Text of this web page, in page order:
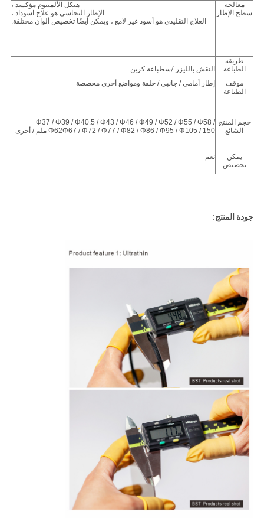
معالجة
سطح الإطار
هيكل الألمنيوم مؤكسد ،
الإطار النحاسي هو علاج اسوداد ،
العلاج التقليدي هو أسود غير لامع ، ويمكن أيضًا تخصيص ألوان مختلفة.
طريقة
الطباعة
النقش بالليزر /سطباعة كرين
موقف
الطباعة
إطار أمامي / جانبي / حلقة ومواضع أخرى مخصصة
حجم المنتج
الشائع
Φ37 / Φ39 / Φ40.5 / Φ43 / Φ46 / Φ49 / Φ52 / Φ55 / Φ58 /
Φ62Φ67 / Φ72 / Φ77 / Φ82 / Φ86 / Φ95 / Φ105 / 150 ملم / أخرى
يمكن
تخصيص
نعم
جودة المنتج: